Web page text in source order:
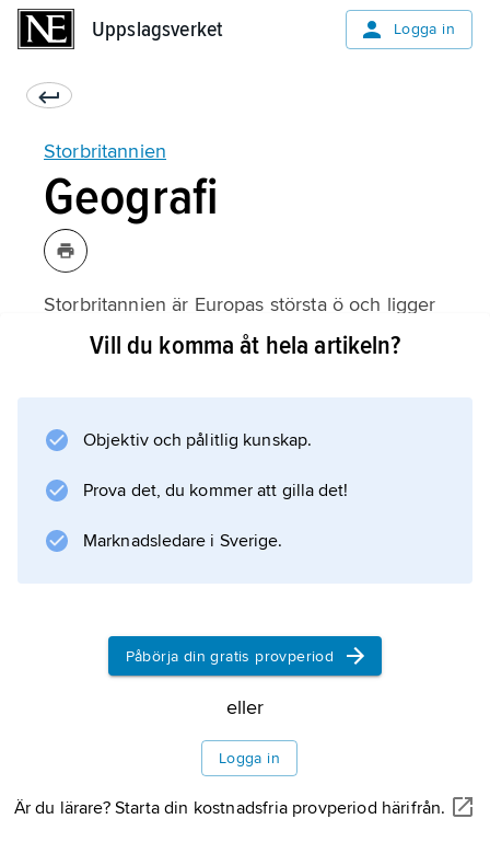
Uppslagsverket Logga in
Storbritannien
Geografi
Storbritannien är Europas största ö och ligger
väster om Europas fastland. Sundet mellan
den södra delen av Storbritannien består
naturen främst av ett öppet park- och
Skottland
Information om artikeln
Vill du komma åt hela artikeln?
Objektiv och pålitlig kunskap.
Prova det, du kommer att gilla det!
Marknadsledare i Sverige.
Påbörja din gratis provperiod
eller
Logga in
Är du lärare? Starta din kostnadsfria provperiod härifrån.